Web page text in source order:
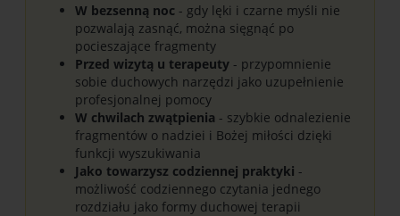
W bezsenną noc - gdy lęki i czarne myśli nie
pozwalają zasnąć, można sięgnąć po
pocieszające fragmenty
Przed wizytą u terapeuty - przypomnienie
sobie duchowych narzędzi jako uzupełnienie
profesjonalnej pomocy
W chwilach zwątpienia - szybkie odnalezienie
fragmentów o nadziei i Bożej miłości dzięki
funkcji wyszukiwania
Jako towarzysz codziennej praktyki -
możliwość codziennego czytania jednego
rozdziału jako formy duchowej terapii